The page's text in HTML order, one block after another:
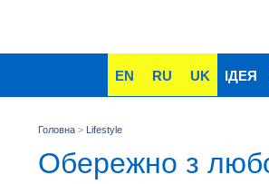
EN RU UK ІДЕЯ
Головна > Lifestyle
Обережно з